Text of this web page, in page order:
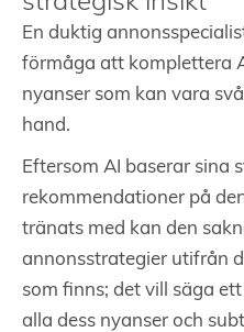
En duktig
förmåga att komplettera
nyanser som kan vara
hand.
Eftersom AI baserar sina
rekommendationer på
tränats med kan den
annonsstrategier utifrån
som finns; det vill säga
alla dess nyanser och